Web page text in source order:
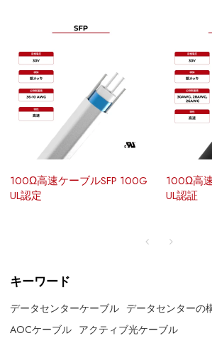
100Ω高速ケーブルSFP 100G
UL認定
100Ω高
UL認証
キーワード
データセンターケーブル データセンターの
AOCケーブル アクティブ光ケーブル